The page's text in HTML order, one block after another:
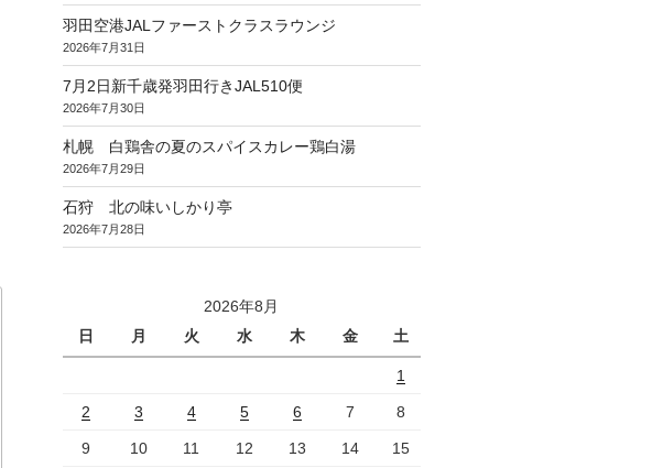
羽田空港JALファーストクラスラウンジ
2026年7月31日
7月2日新千歳発羽田行きJAL510便
2026年7月30日
札幌 白鶏舎の夏のスパイスカレー鶏白湯
2026年7月29日
石狩 北の味いしかり亭
2026年7月28日
2026年8月
日
月 火 水 木 金 土
1
2 3 4 5 6 7 8
9 10 11 12 13 14 15